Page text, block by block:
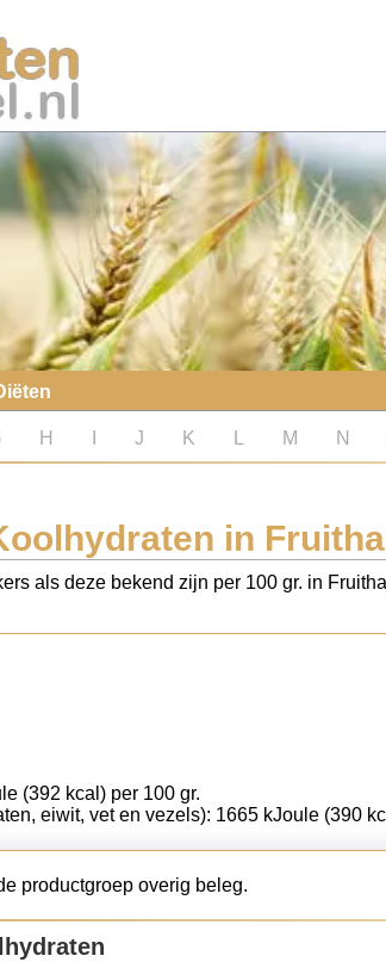
H J K M N
in
als deze bekend zijn per 100 gr. in
(392 kcal) per 100 gr.
eiwit, vet en vezels): 1665 kJoule (390
productgroep overig beleg.